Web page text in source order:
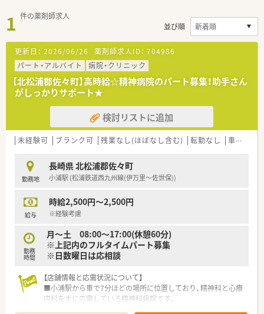
1 件の薬剤師求人
並び順
更新日： 2026/06/26 薬剤師求人ID： 704986
パート・アルバイト
病院・クリニック
【北松浦郡佐々町】高時給☆精神病院のパート募集！助手さん
がしっかりサポート★
検討リストに追加
未経験可 ブランク可 残業なし(ほぼなし含む) 転勤なし 車通勤可
勤務地
長崎県 北松浦郡佐々町
小浦駅 (松浦鉄道西九州線(伊万里～佐世保))
給与
時給2,500円～2,500円
※経験考慮
勤務
時間
月～土 08:00～17:00(休憩60分)
※上記内のフルタイムパート募集
※日数曜日は応相談
【店舗情報と応需状況について】
■小浦駅から車で7分ほどの場所に位置しており、精神科と心療
内科を主に応需している精神科病院です。